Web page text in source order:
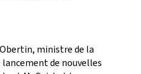
ministre de la
de nouvelles